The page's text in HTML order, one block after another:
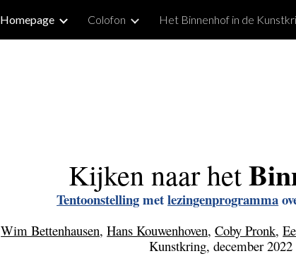
Skip to navigation
Homepage Colofon Het Binnenhof in de
Kijken naar het
Tentoonstelling met lezingenprogramma
Wim Bettenhausen, Hans Kouwenhoven, Coby Pronk,
Kunstkring, december 2022